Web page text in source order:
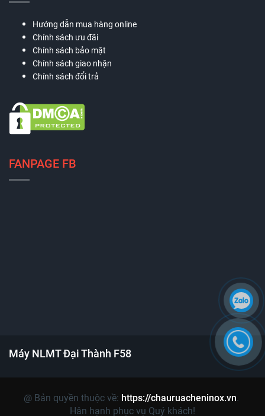
Máy NLMT Đại Thành F58
Hướng dẫn mua hàng online
Chính sách ưu đãi
Chính sách bảo mật
Chính sách giao nhận
Chính sách đổi trả
FANPAGE FB
@ Bản quyền thuộc về: https://chauruacheninox.vn.
Hân hạnh phục vụ Quý khách!